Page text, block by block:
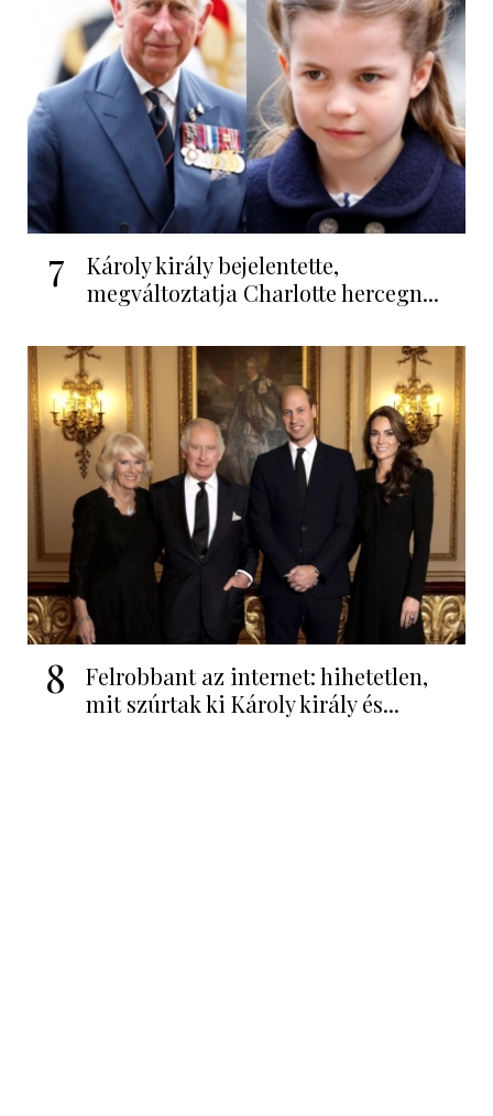
7
Károly király bejelentette,
megváltoztatja Charlotte hercegn...
8
Felrobbant az internet: hihetetlen,
mit szúrtak ki Károly király és...